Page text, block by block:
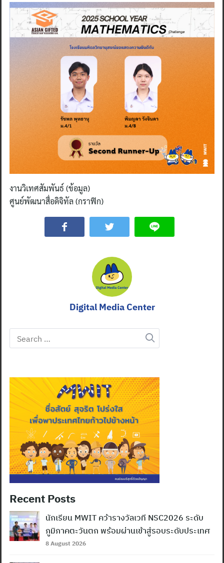
งานวิเทศสัมพันธ์ (ข้อมูล)
ศูนย์พัฒนาสื่อดิจิทัล (กราฟิก)
Digital Media Center
Search
for:
Recent Posts
นักเรียน MWIT คว้ารางวัลเวที NSC2026 ระดับ
ภูมิภาคตะวันตก พร้อมผ่านเข้าสู่รอบระดับประเทศ
8 August 2026